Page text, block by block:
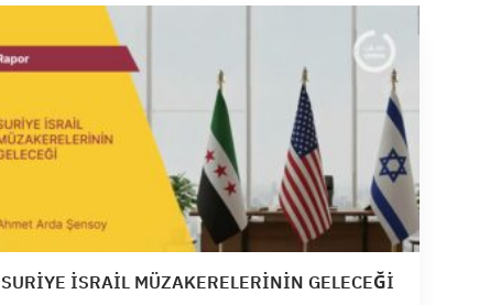
SURİYE İSRAİL MÜZAKERELERİNİN GELECEĞİ